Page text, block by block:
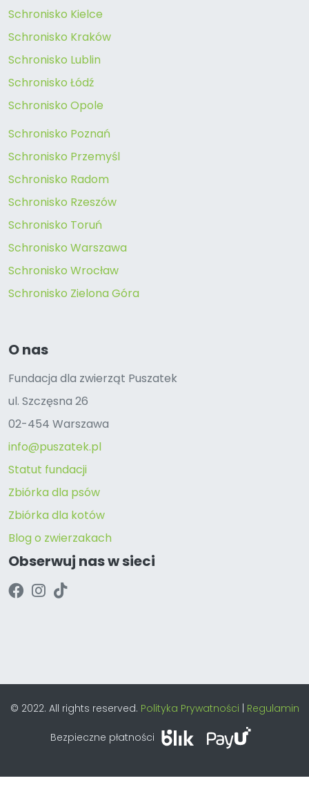
Schronisko Kielce
Schronisko Kraków
Schronisko Lublin
Schronisko Łódź
Schronisko Opole
Schronisko Poznań
Schronisko Przemyśl
Schronisko Radom
Schronisko Rzeszów
Schronisko Toruń
Schronisko Warszawa
Schronisko Wrocław
Schronisko Zielona Góra
O nas
Fundacja dla zwierząt Puszatek
ul. Szczęsna 26
02-454 Warszawa
info@puszatek.pl
Statut fundacji
Zbiórka dla psów
Zbiórka dla kotów
Blog o zwierzakach
Obserwuj nas w sieci
© 2022. All rights reserved. Polityka Prywatności | Regulamin
Bezpieczne płatności